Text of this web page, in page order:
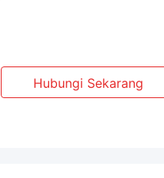
Hubungi Sekarang